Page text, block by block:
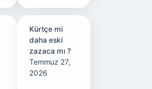
Kürtçe mi
daha eski
zazaca mı ?
Temmuz 27,
2026